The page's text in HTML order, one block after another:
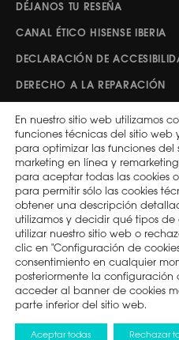
DÉJANOS TU RESEÑA
CANAL ÉTICO HISENSE IBERIA
DECLARACIÓN DE
DERECHO A LA REPARACIÓN
Síguenos
Hisense Global
2026 © Copyright Hisense
Política de privacidad
Términos de uso
Política de cookies
En nuestro sitio web utilizamos
funciones técnicas del sitio web
para optimizar las funciones del
marketing en línea y
para aceptar todas las cookies
para permitir sólo las cookies
obtener una descripción
utilizamos y decidir qué tipos
utilizar nuestro sitio web o
clic en "Configuración de
consentimiento en cualquier
posteriormente la configuración
acceder al banner de cookies
parte inferior del sitio web.
Aceptar todas Rechazar